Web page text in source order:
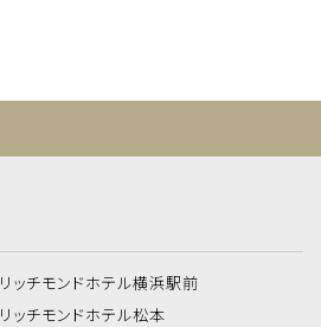
リッチモンドホテル横浜駅前
リッチモンドホテル松本